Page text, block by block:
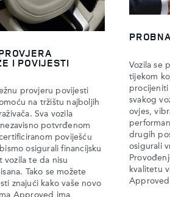
I POVIJESTI
provjeru povijesti
na tržištu najboljih
Sva vozila
potvrđenom
poviješću
osigurali financijsku
vozila te da nisu
Tako se možete
znajući kako vaše novo
Vozila se
tijekom
procijeniti
svakog
ovjes,
drugih
osigurali
kvalitetu